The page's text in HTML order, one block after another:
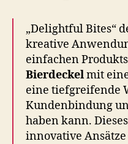
„Delightful Bites“
kreative
einfachen
Bierdeckelmit
eine tiefgreifende
Kundenbindung
haben kann.
innovative